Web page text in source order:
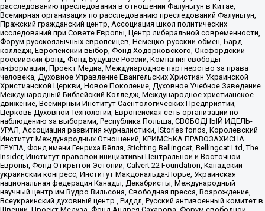
расследованию преследования в отношении Фалуньгун в Китае,
Всемирная организация по расследованию преследований Фалуньгун,
Пражский гражданский центр, Ассоциация школ политических
исследований при Совете Европы, Центр либеральной современности,
Форум русскоязычных европейцев, Немецко-русский обмен, Бард
колледж, Европейский выбор, Фонд Ходорковского, Оксфордский
российский фонд, Фонд Будущее России, Компания свободы
информации, Проект Медиа, Международное партнерство за права
человека, Духовное Управление Евангельских Христиан Украинской
Христианской Церкви, Новое Поколение, Духовное Учебное Заведение
Международный Библейский Колледж, Международное христианское
движение, Всемирный Институт Саентологических Предприятий,
Церковь Духовной Технологии, Европейская сеть организаций по
наблюдению за выборами, Республика Польша, СВОБОДНЫЙ ИДЕЛЬ-
УРАЛ, Ассоциация развития журналистики, IStories fonds, Королевский
Институт Международных Отношений, КРИМСЬКА ПРАВОЗАХИСНА
ГРУПА, Фонд имени Генриха Бёлля, Stichting Bellingcat, Bellingcat Ltd, The
Insider, Институт правовой инициативы Центральной и Восточной
Европы, Фонд Открытой Эстонии, Calvert 22 Foundation, Канадский
украинский конгресс, Институт Макдональда-Лорье, Украинская
национальная федерация Канады, Декабристы, Международный
научный центр им Вудро Вильсона, Свободная пресса, Возрождение,
Всеукраинский духовный центр , Риддл, Русский антивоенный комитет в